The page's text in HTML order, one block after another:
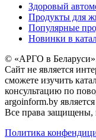
Здоровый
Продукты для
Популярные
Новинки в
© «АРГО в
Cайт не является
сможете изучить
консультацию по
argoinform.by
Все права защищены,
Политика